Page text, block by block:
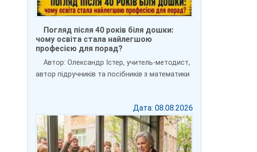
Погляд після 40 років біля дошки:
чому освіта стала найлегшою
професією для порад?
Автор: Олександр Істер, учитель-методист,
автор підручників та посібників з математики
Дата: 08.08.2026